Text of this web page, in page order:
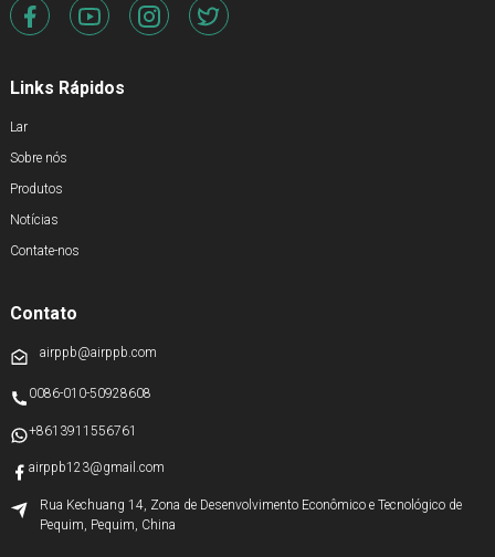
Links Rápidos
Lar
Sobre nós
Produtos
Notícias
Contate-nos
Contato
airppb@airppb.com
0086-010-50928608
+8613911556761
airppb123@gmail.com
Rua Kechuang 14, Zona de Desenvolvimento Econômico e Tecnológico de
Pequim, Pequim, China